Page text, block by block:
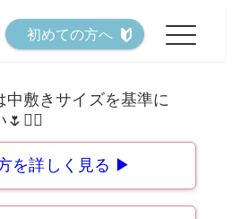
初めての方へ
を詳しく見る ▶